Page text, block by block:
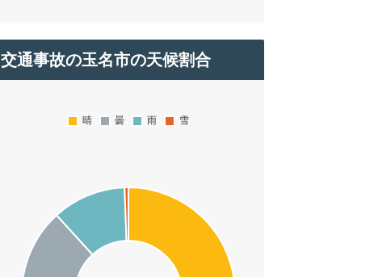
交通事故の玉名市の天候割合